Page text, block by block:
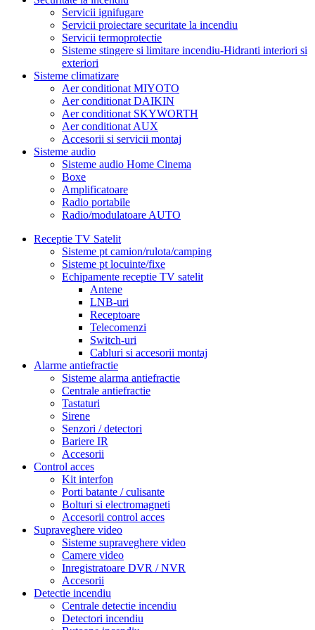
Servicii ignifugare
Servicii proiectare securitate la incendiu
Servicii termoprotectie
Sisteme stingere si limitare incendiu-Hidranti interiori si
exteriori
Sisteme climatizare
Aer conditionat MIYOTO
Aer conditionat DAIKIN
Aer conditionat SKYWORTH
Aer conditionat AUX
Accesorii si servicii montaj
Sisteme audio
Sisteme audio Home Cinema
Boxe
Amplificatoare
Radio portabile
Radio/modulatoare AUTO
Receptie TV Satelit
Sisteme pt camion/rulota/camping
Sisteme pt locuinte/fixe
Echipamente receptie TV satelit
Antene
LNB-uri
Receptoare
Telecomenzi
Switch-uri
Cabluri si accesorii montaj
Alarme antiefractie
Sisteme alarma antiefractie
Centrale antiefractie
Tastaturi
Sirene
Senzori / detectori
Bariere IR
Accesorii
Control acces
Kit interfon
Porti batante / culisante
Bolturi si electromagneti
Accesorii control acces
Supraveghere video
Sisteme supraveghere video
Camere video
Inregistratoare DVR / NVR
Accesorii
Detectie incendiu
Centrale detectie incendiu
Detectori incendiu